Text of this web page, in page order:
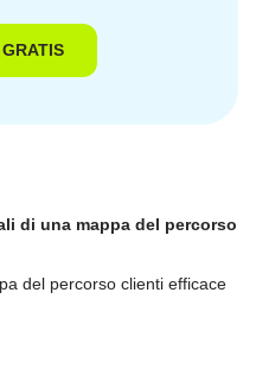
di una mappa del percorso
del percorso clienti efficace